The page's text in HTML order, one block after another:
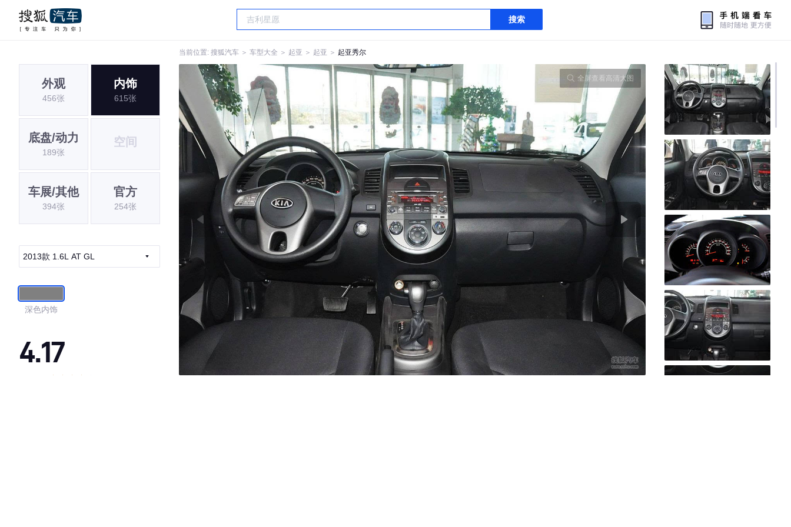
搜索
当前位置: 搜狐汽车 ＞ 车型大全 ＞ 起亚 ＞ 起亚 ＞ 起亚秀尔
外观
456张
内饰
615张
底盘/动力
189张
空间
车展/其他
394张
官方
254张
2013款 1.6L AT GL
深色内饰
4.17
全屏查看高清大图